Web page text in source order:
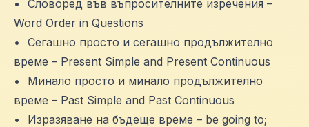
•
Словоред във въпросителните изречения –
Word Order in Questions
•
Сегашно просто и сегашно продължително
време – Present Simple and Present Continuous
•
Минало просто и минало продължително
време – Past Simple and Past Continuous
•
Изразяване на бъдеще време – be going to;